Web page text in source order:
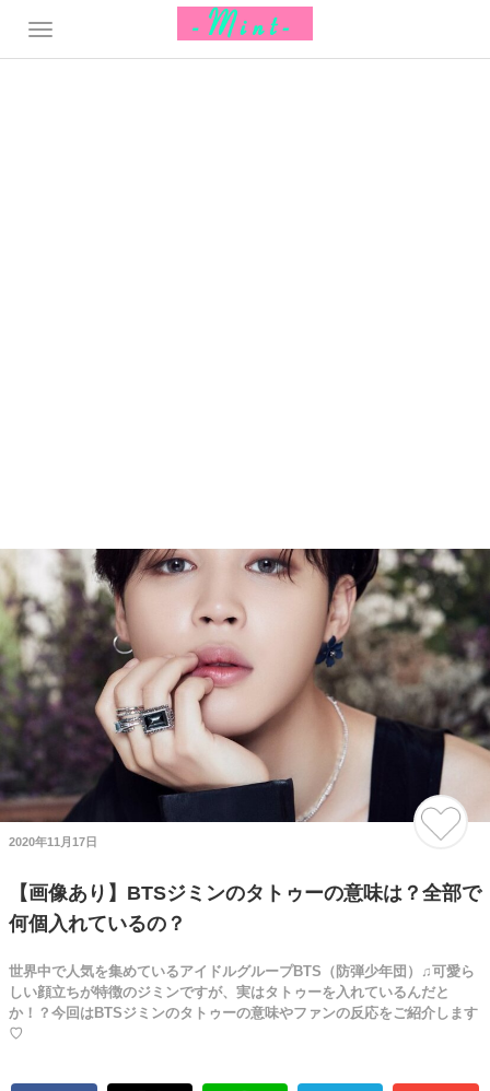
2020年11月17日
【画像あり】BTSジミンのタトゥーの意味は？全部で
何個入れているの？
世界中で人気を集めているアイドルグループBTS（防弾少年団）♫可愛ら
しい顔立ちが特徴のジミンですが、実はタトゥーを入れているんだと
か！？今回はBTSジミンのタトゥーの意味やファンの反応をご紹介します
♡